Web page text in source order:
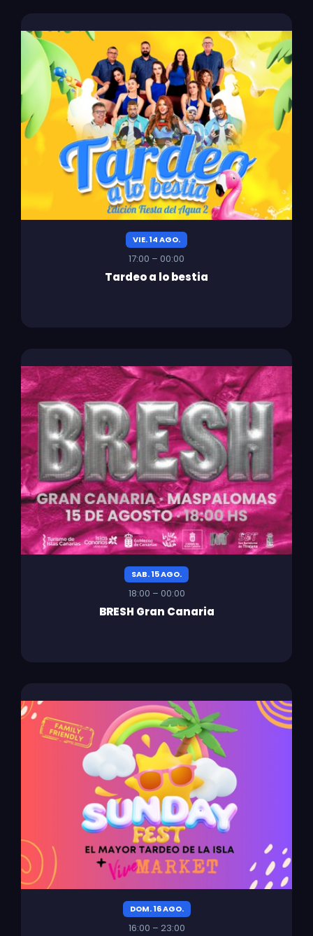
VIE. 14 AGO.
17:00 – 00:00
Tardeo a lo bestia
SAB. 15 AGO.
18:00 – 00:00
BRESH Gran Canaria
DOM. 16 AGO.
16:00 – 23:00